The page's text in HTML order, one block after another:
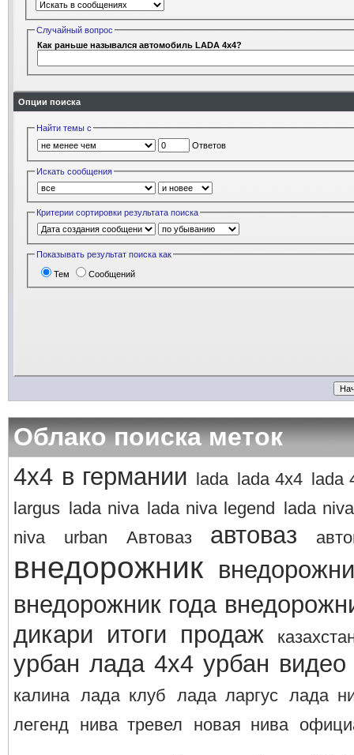
Случайный вопрос
Как раньше назывался автомобиль LADA 4x4?
Опции поиска
Найти темы с
Ответов
Искать сообщения
Критерии сортировки результата поиска
Показывать результат поиска как
Тем Сообщений
Облако поиска меток
4х4 в германии lada lada 4x4
lada
largus
lada niva lada niva legend
lada
niva
urban Автоваз автоваз
внедорожник
внедорожник года
дикари итоги продаж
урбан лада 4х4 урбан видео
калина лада клуб лада ларгус лада
легенд
нива тревел новая нива